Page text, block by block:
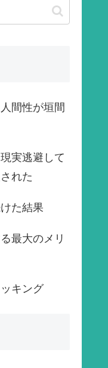
間性が垣間
実逃避して
れた
た結果
最大のメリ
キング